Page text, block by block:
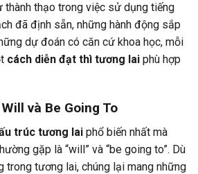
thành thạo trong việc sử dụng tiếng
đã định sẵn, những hành động sắp
dự đoán có căn cứ khoa học, mỗi
cách diễn đạt thì tương lai phù hợp
và Be Going To
trúc tương lai phổ biến nhất mà
gặp là “will” và “be going to”. Dù
trong tương lai, chúng lại mang những